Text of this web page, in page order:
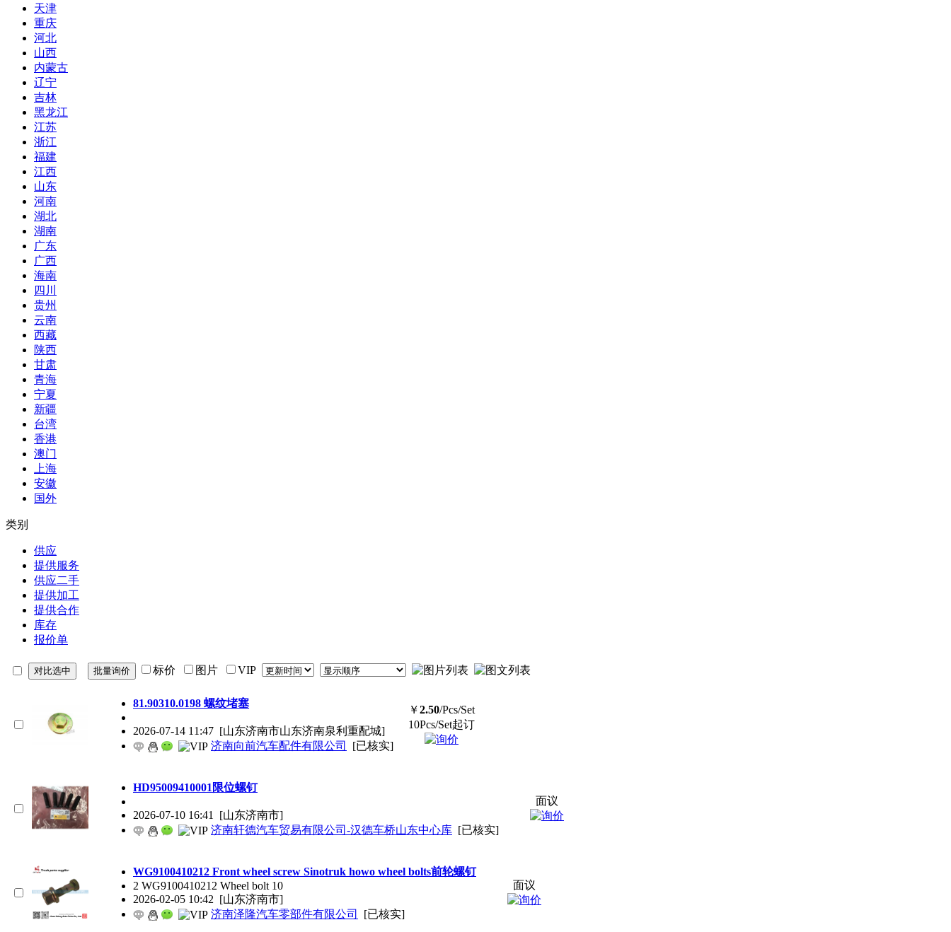
天津
重庆
河北
山西
内蒙古
辽宁
吉林
黑龙江
江苏
浙江
福建
江西
山东
河南
湖北
湖南
广东
广西
海南
四川
贵州
云南
西藏
陕西
甘肃
青海
宁夏
新疆
台湾
香港
澳门
上海
安徽
国外
类别
供应
提供服务
供应二手
提供加工
提供合作
库存
报价单
标价 图片 VIP
81.90310.0198 螺纹堵塞
2026-07-14 11:47 [山东济南市山东济南泉利重配城]
济南向前汽车配件有限公司
[已核实]
￥2.50/Pcs/Set
10Pcs/Set起订
HD95009410001限位螺钉
2026-07-10 16:41 [山东济南市]
济南轩德汽车贸易有限公司-汉德车桥山东中心库 [已核实]
面议
WG9100410212 Front wheel screw Sinotruk howo wheel bolts前轮螺钉
2 WG9100410212 Wheel bolt 10
2026-02-05 10:42 [山东济南市]
济南泽隆汽车零部件有限公司
[已核实]
面议